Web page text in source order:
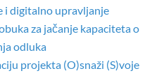
i digitalno upravljanje
za jačanje kapaciteta o
odluka
projekta (O)snaži (S)voje